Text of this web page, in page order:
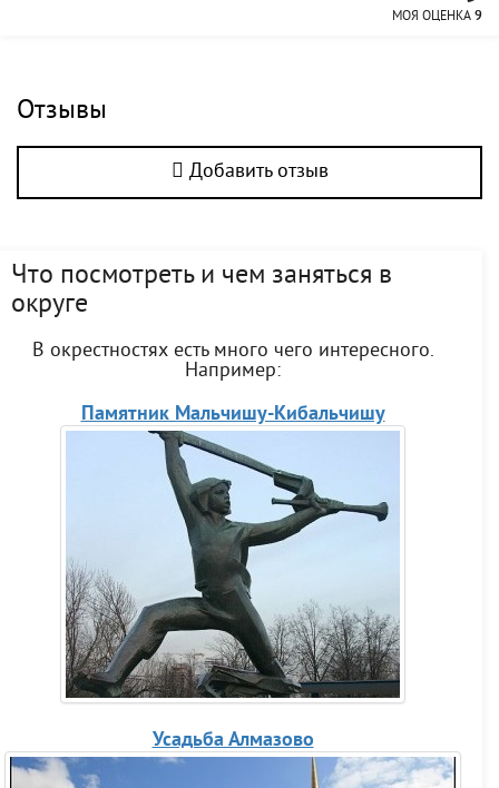
МОЯ ОЦЕНКА 9
Отзывы
Добавить отзыв
Что посмотреть и чем заняться в
округе
В окрестностях есть много чего интересного.
Например:
Памятник Мальчишу-Кибальчишу
Усадьба Алмазово